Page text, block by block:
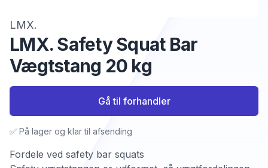
LMX.
LMX. Safety Squat Bar
Vægtstang 20 kg
Fordele ved safety bar squats
✅ På lager og klar til afsending
Gå til forhandler